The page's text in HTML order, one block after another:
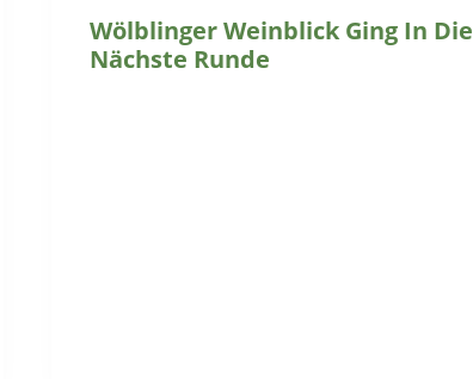
Wölblinger Weinblick Ging In Die
Nächste Runde